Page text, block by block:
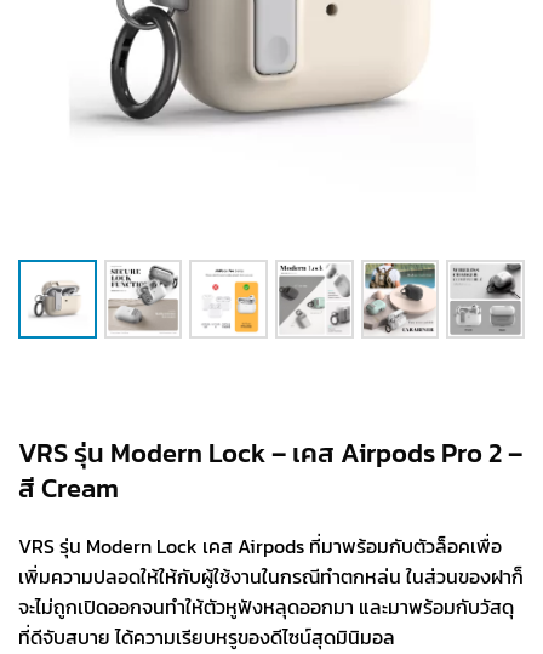
VRS รุ่น Modern Lock – เคส Airpods Pro 2 –
สี Cream
VRS รุ่น Modern Lock เคส Airpods ที่มาพร้อมกับตัวล็อคเพื่อ
เพิ่มความปลอดให้ให้กับผู้ใช้งานในกรณีทำตกหล่น ในส่วนของฝาก็
จะไม่ถูกเปิดออกจนทำให้ตัวหูฟังหลุดออกมา และมาพร้อมกับวัสดุ
ที่ดีจับสบาย ได้ความเรียบหรูของดีไซน์สุดมินิมอล